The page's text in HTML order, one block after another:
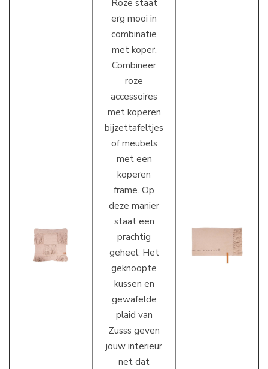
Roze staat
erg mooi in
combinatie
met koper.
Combineer
roze
accessoires
met koperen
bijzettafeltjes
of meubels
met een
koperen
frame. Op
deze manier
staat een
prachtig
geheel. Het
geknoopte
kussen en
gewafelde
plaid van
Zusss geven
jouw interieur
net dat